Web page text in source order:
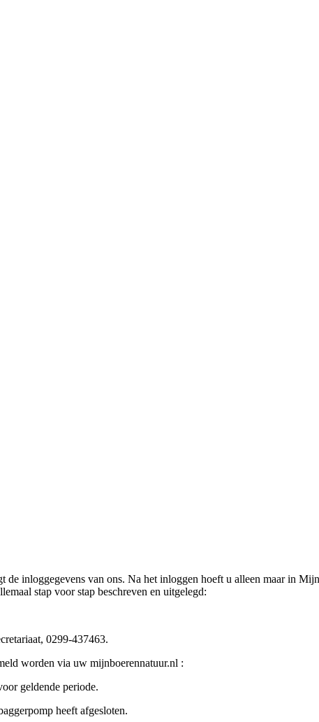
de inloggegevens van ons. Na het inloggen hoeft u alleen maar in
stap voor stap beschreven en uitgelegd:
0299-437463.
worden via uw mijnboerennatuur.nl :
geldende periode.
heeft afgesloten.